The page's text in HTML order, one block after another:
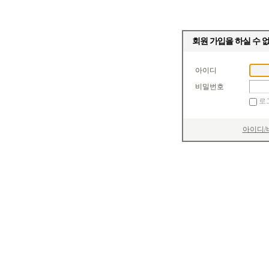
회원 가입을 하실 수
아이디
비밀번호
로
아이디/